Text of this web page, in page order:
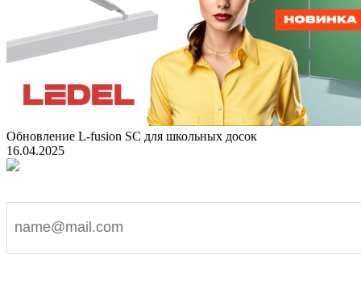
Обновление L-fusion SC для школьных досок
16.04.2025